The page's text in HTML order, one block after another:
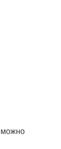
можно